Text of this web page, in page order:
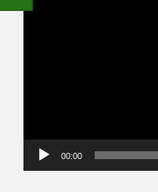
Video
00:00